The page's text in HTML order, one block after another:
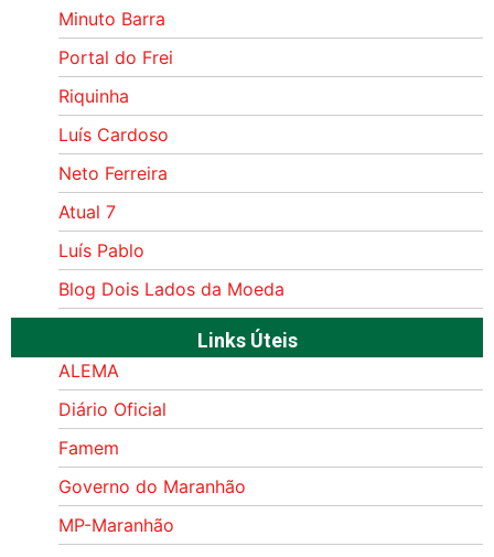
Minuto Barra
Portal do Frei
Riquinha
Luís Cardoso
Neto Ferreira
Atual 7
Luís Pablo
Blog Dois Lados da Moeda
Links Úteis
ALEMA
Diário Oficial
Famem
Governo do Maranhão
MP-Maranhão